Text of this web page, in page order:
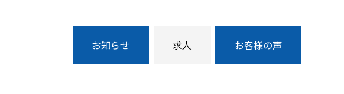
お知らせ 求⼈ お客様の声